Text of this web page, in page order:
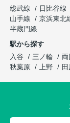
総武線
日比谷線
山手線
京浜東北
半蔵門線
駅から探す
入谷
三ノ輪 両
秋葉原
上野